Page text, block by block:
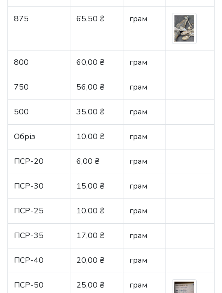
875 65,50 ₴ грам
800 60,00 ₴ грам
750 56,00 ₴ грам
500 35,00 ₴ грам
Обріз 10,00 ₴ грам
ПСР-20 6,00 ₴ грам
ПСР-30 15,00 ₴ грам
ПСР-25 10,00 ₴ грам
ПСР-35 17,00 ₴ грам
ПСР-40 20,00 ₴ грам
ПСР-50 25,00 ₴ грам